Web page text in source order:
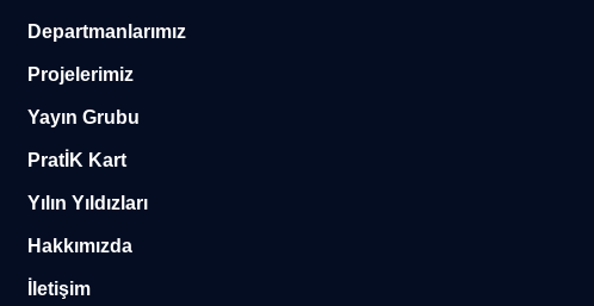
Departmanlarımız
Projelerimiz
Yayın Grubu
PratİK Kart
Yılın Yıldızları
Hakkımızda
İletişim